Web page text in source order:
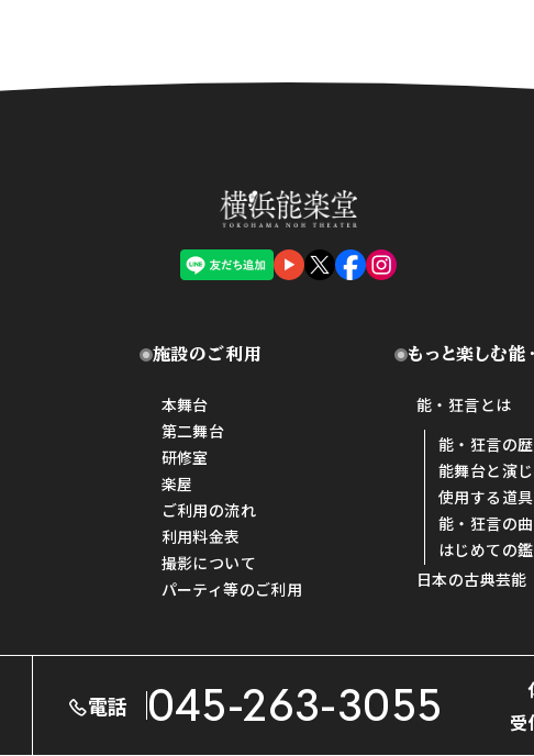
施設のご利用
本舞台
第二舞台
研修室
楽屋
ご利用の流れ
利用料金表
撮影について
パーティ等のご利用
もっと楽しむ能
能・狂言とは
能・狂言の
能舞台と演
使用する道具
能・狂言の
はじめての
日本の古典芸能
電話 045-263-3055
受